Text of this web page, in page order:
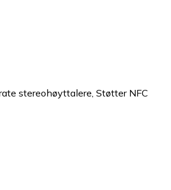
stereohøyttalere, Støtter NFC